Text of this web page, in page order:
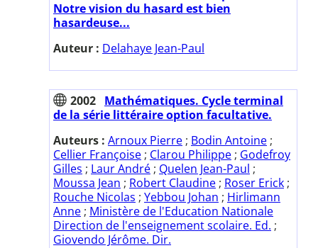
Notre vision du hasard est bien
hasardeuse...
Auteur : Delahaye Jean-Paul
2002 Mathématiques. Cycle terminal
de la série littéraire option facultative.
Auteurs : Arnoux Pierre ; Bodin Antoine ;
Cellier Françoise ; Clarou Philippe ; Godefroy
Gilles ; Laur André ; Quelen Jean-Paul ;
Moussa Jean ; Robert Claudine ; Roser Erick ;
Rouche Nicolas ; Yebbou Johan ; Hirlimann
Anne ; Ministère de l'Education Nationale
Direction de l'enseignement scolaire. Ed. ;
Giovendo Jérôme. Dir.